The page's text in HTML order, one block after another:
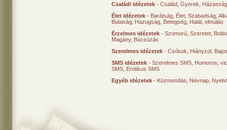
Családi idézetek - Család Gyerek
Élet idézetek - Barátság Élet Szabadság
Butaság Hazugság Betegség Halál, elmúlás
Érzelmes idézetek - Szomorú Szeretet
Magány, Búcsúzás
Szerelmes idézetek - Csókok Hiányzol
SMS idézetek - Szerelmes SMS Humoros,
SMS Erotikus SMS
Egyéb idézetek - Közmondás Névnap